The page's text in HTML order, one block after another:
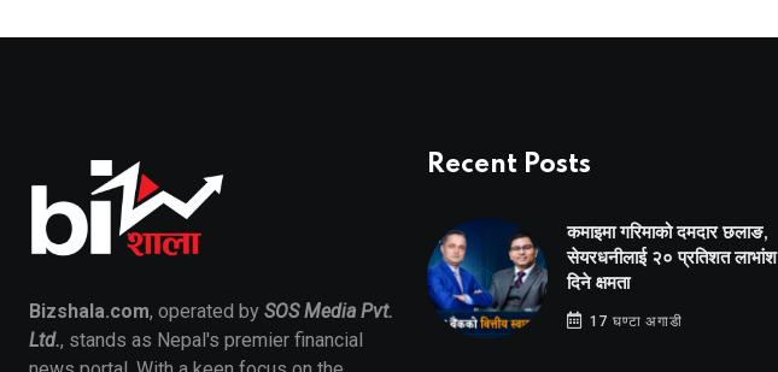
Bizshala.com, operated by SOS Media Pvt.
Ltd., stands as Nepal's premier financial
Recent Posts
कमाइमा गरिमाको दमदार छलाङ,
सेयरधनीलाई २० प्रतिशत लाभांश
दिने क्षमता
17 घण्टा अगाडी